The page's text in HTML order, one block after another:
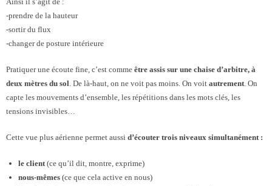
-prendre de la hauteur
-sortir du flux
-changer de posture intérieure
Pratiquer une écoute fine, c’est comme être assis sur une chaise d’arbitre, à
deux mètres du sol. De là-haut, on ne voit pas moins. On voit autrement. On
capte les mouvements d’ensemble, les répétitions dans les mots clés, les
tensions invisibles…
Cette vue plus aérienne permet aussi d’écouter trois niveaux simultanément :
le client(ce qu’il dit, montre, exprime)
nous-mêmes (ce que cela active en nous)